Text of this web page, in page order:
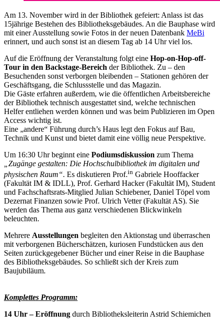
Am 13. November wird in der Bibliothek gefeiert: Anlass ist das
15jährige Bestehen des Bibliotheksgebäudes. An die Bauphase wird
mit einer Ausstellung sowie Fotos in der neuen Datenbank MeBi
erinnert, und auch sonst ist an diesem Tag ab 14 Uhr viel los.
Auf die Eröffnung der Veranstaltung folgt eine Hop-on-Hop-off-
Tour in den Backstage-Bereich der Bibliothek. Zu – den
Besuchenden sonst verborgen bleibenden – Stationen gehören der
Geschäftsgang, die Schlussstelle und das Magazin.
Die Gäste erfahren außerdem, wie die öffentlichen Arbeitsbereiche
der Bibliothek technisch ausgestattet sind, welche technischen
Helfer entliehen werden können und was beim Publizieren im Open
Access wichtig ist.
Eine „andere“ Führung durch’s Haus legt den Fokus auf Bau,
Technik und Kunst und bietet damit eine völlig neue Perspektive.
Um 16:30 Uhr beginnt eine Podiumsdiskussion zum Thema
„Zugänge gestalten: Die Hochschulbibliothek im digitalen und
physischen Raum“. Es diskutieren Prof.in Gabriele Hooffacker
(Fakultät IM & IDLL), Prof. Gerhard Hacker (Fakultät IM), Student
und Fachschaftsrats-Mitglied Julian Schiebener, Daniel Töpel vom
Dezernat Finanzen sowie Prof. Ulrich Vetter (Fakultät AS). Sie
werden das Thema aus ganz verschiedenen Blickwinkeln
beleuchten.
Mehrere Ausstellungen begleiten den Aktionstag und überraschen
mit verborgenen Bücherschätzen, kuriosen Fundstücken aus den
Seiten zurückgegebener Bücher und einer Reise in die Bauphase
des Bibliotheksgebäudes. So schließt sich der Kreis zum
Baujubiläum.
Komplettes Programm:
14 Uhr – Eröffnung durch Bibliotheksleiterin Astrid Schiemichen